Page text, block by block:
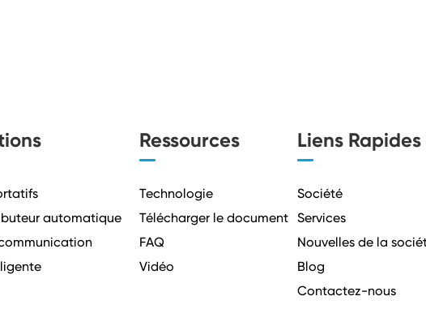
automatique
Ressources
Technologie
Télécharger le document
FAQ
Vidéo
Liens Rapides
Société
Services
Nouvelles de la
Blog
Contactez-nous